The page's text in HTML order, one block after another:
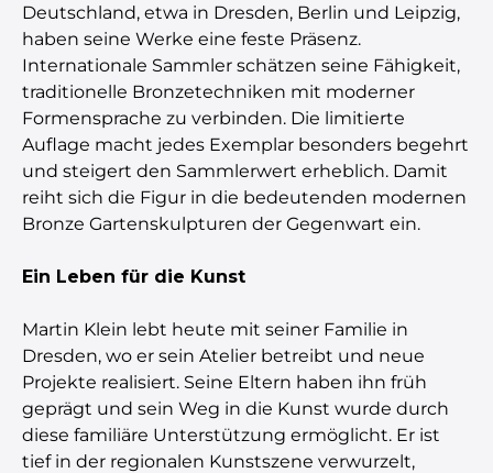
Deutschland, etwa in Dresden, Berlin und Leipzig,
haben seine Werke eine feste Präsenz.
Internationale Sammler schätzen seine Fähigkeit,
traditionelle Bronzetechniken mit moderner
Formensprache zu verbinden. Die limitierte
Auflage macht jedes Exemplar besonders begehrt
und steigert den Sammlerwert erheblich. Damit
reiht sich die Figur in die bedeutenden modernen
Bronze Gartenskulpturen der Gegenwart ein.
Ein Leben für die Kunst
Martin Klein lebt heute mit seiner Familie in
Dresden, wo er sein Atelier betreibt und neue
Projekte realisiert. Seine Eltern haben ihn früh
geprägt und sein Weg in die Kunst wurde durch
diese familiäre Unterstützung ermöglicht. Er ist
tief in der regionalen Kunstszene verwurzelt,